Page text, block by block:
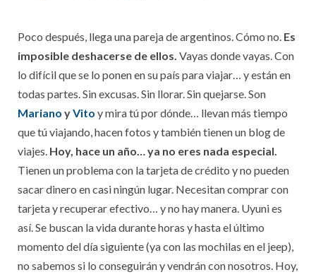
Poco después, llega una pareja de argentinos. Cómo no. Es
imposible deshacerse de ellos. Vayas donde vayas. Con
lo difícil que se lo ponen en su país para viajar… y están en
todas partes. Sin excusas. Sin llorar. Sin quejarse. Son
Mariano yVito y mira tú por dónde… llevan más tiempo
que tú viajando, hacen fotos y también tienen un blog de
viajes. Hoy, hace un año… ya no eres nada especial.
Tienen un problema con la tarjeta de crédito y no pueden
sacar dinero en casi ningún lugar. Necesitan comprar con
tarjeta y recuperar efectivo… y no hay manera. Uyuni es
así. Se buscan la vida durante horas y hasta el último
momento del día siguiente (ya con las mochilas en el jeep),
no sabemos si lo conseguirán y vendrán con nosotros. Hoy,